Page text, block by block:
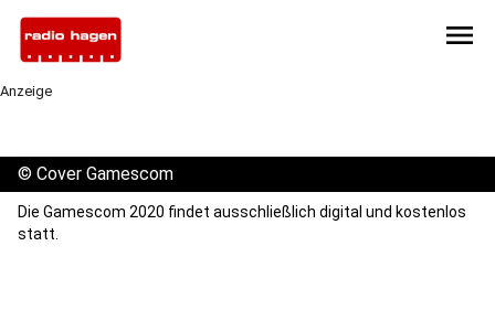
menu
Anzeige
© Cover Gamescom
Die Gamescom 2020 findet ausschließlich digital und kostenlos
statt.